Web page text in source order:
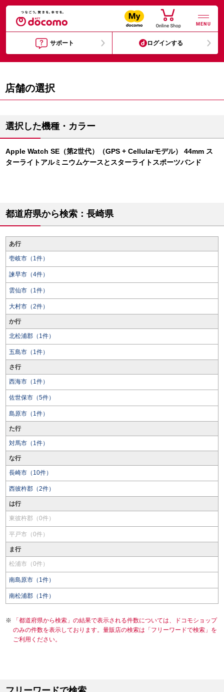
MENU
サポート ログインする
店舗の選択
選択した機種・カラー
Apple Watch SE（第2世代）（GPS + Cellularモデル） 44mm ス
ターライトアルミニウムケースとスターライトスポーツバンド
都道府県から検索：長崎県
あ行
壱岐市（1件）
諫早市（4件）
雲仙市（1件）
大村市（2件）
か行
北松浦郡（1件）
五島市（1件）
さ行
西海市（1件）
佐世保市（5件）
島原市（1件）
た行
対馬市（1件）
な行
長崎市（10件）
西彼杵郡（2件）
は行
東彼杵郡（0件）
平戸市（0件）
ま行
松浦市（0件）
南島原市（1件）
南松浦郡（1件）
「都道府県から検索」の結果で表示される件数については、ドコモショップ
のみの件数を表示しております。量販店の検索は「フリーワードで検索」を
ご利用ください。